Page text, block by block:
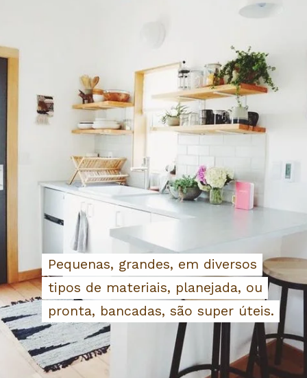
Pequenas, grandes, em diversos
tipos de materiais, planejada, ou
pronta, bancadas, são super úteis.
Pequenas, grandes, em diversos
tipos de materiais, planejada, ou
pronta, bancadas, são super úteis.